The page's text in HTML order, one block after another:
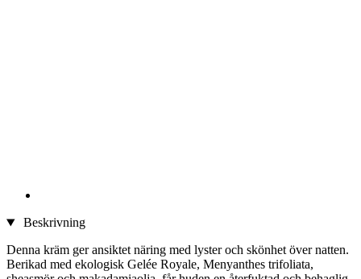
Beskrivning
Denna kräm ger ansiktet näring med lyster och skönhet över natten.
Berikad med ekologisk Gelée Royale, Menyanthes trifoliata,